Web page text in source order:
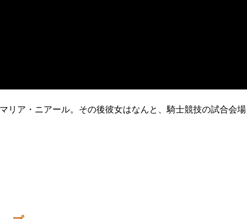
リア・ニアール。その後彼女はなんと、騎士競技の試合会場